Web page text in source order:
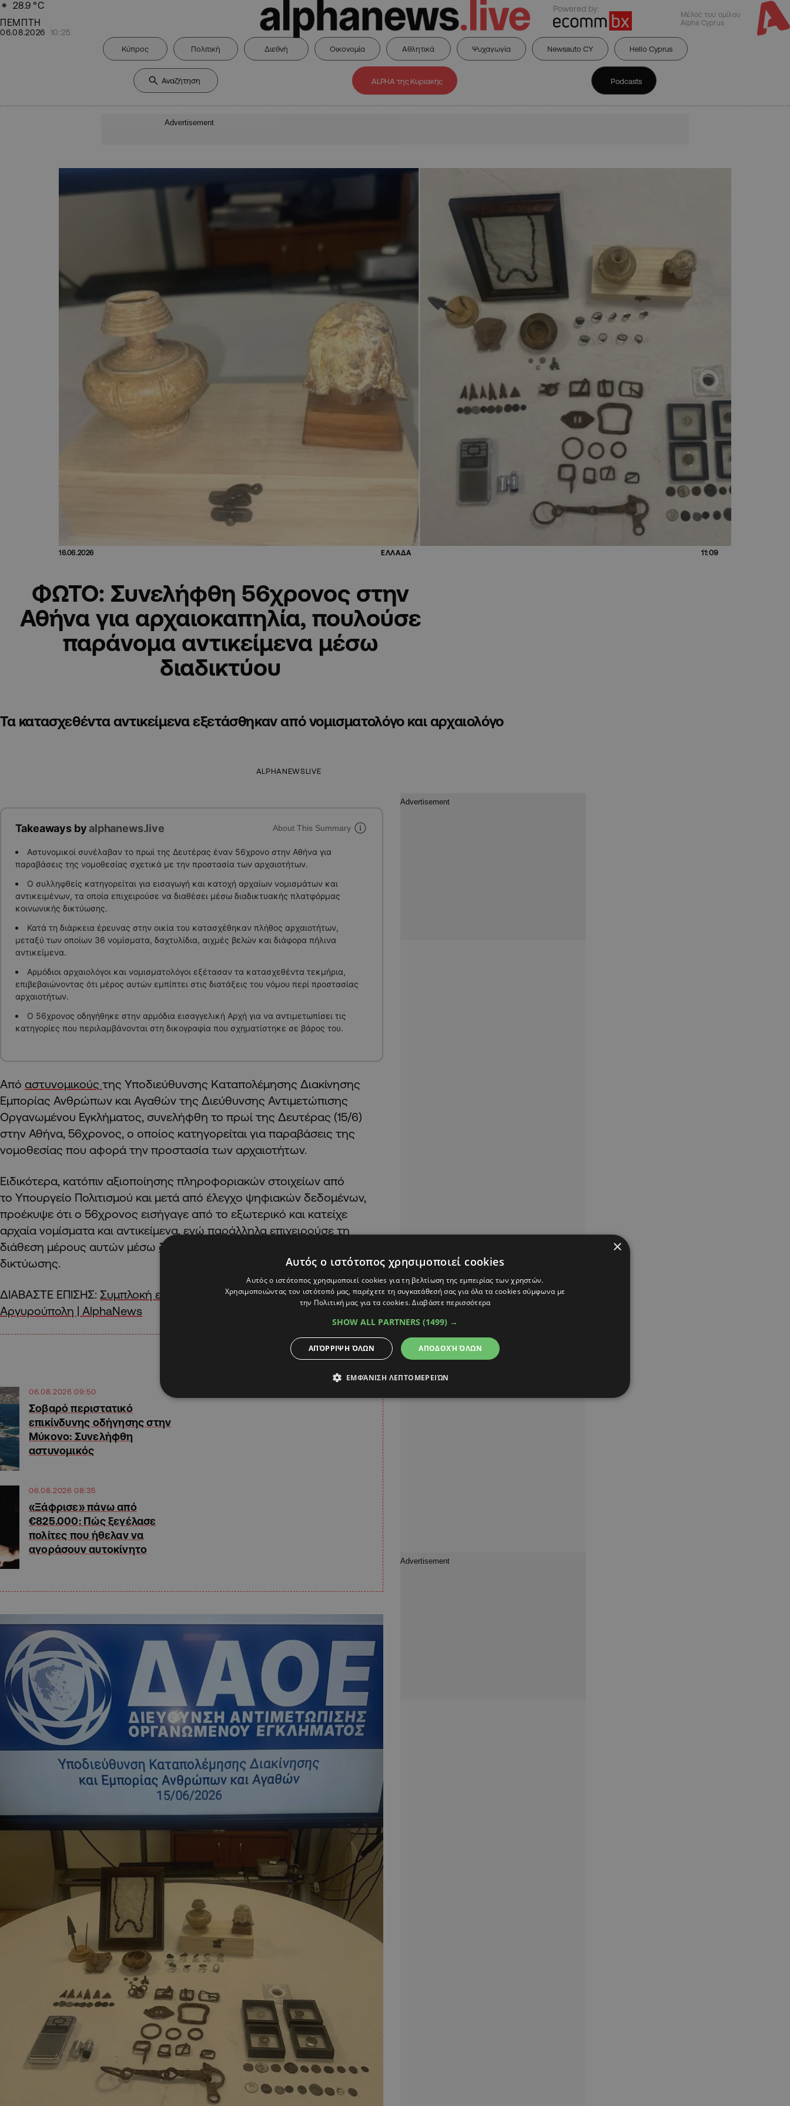
28.9 °C
ΠΕΜΠΤΗ
06.08.2026 10:25
Powered by:
Μέλος του ομίλου
Alpha Cyprus
Κύπρος Πολιτική Διεθνή Οικονομία Αθλητικά Ψυχαγωγία Newsauto CY Hello Cyprus
ALPHA της Κυριακής Podcasts
Advertisement
16.06.2026 ΕΛΛΑΔΑ 11:09
ΦΩΤΟ: Συνελήφθη 56χρονος στην
Αθήνα για αρχαιοκαπηλία, πουλούσε
παράνομα αντικείμενα μέσω
διαδικτύου
Τα κατασχεθέντα αντικείμενα εξετάσθηκαν από νομισματολόγο και αρχαιολόγο
ALPHANEWSLIVE
Takeaways byalphanews.live About This Summary
Αστυνομικοί συνέλαβαν το πρωί της Δευτέρας έναν 56χρονο στην Αθήνα για
παραβάσεις της νομοθεσίας σχετικά με την προστασία των αρχαιοτήτων.
Ο συλληφθείς κατηγορείται για εισαγωγή και κατοχή αρχαίων νομισμάτων και
αντικειμένων, τα οποία επιχειρούσε να διαθέσει μέσω διαδικτυακής πλατφόρμας
κοινωνικής δικτύωσης.
Κατά τη διάρκεια έρευνας στην οικία του κατασχέθηκαν πλήθος αρχαιοτήτων,
μεταξύ των οποίων 36 νομίσματα, δαχτυλίδια, αιχμές βελών και διάφορα πήλινα
αντικείμενα.
Αρμόδιοι αρχαιολόγοι και νομισματολόγοι εξέτασαν τα κατασχεθέντα τεκμήρια,
επιβεβαιώνοντας ότι μέρος αυτών εμπίπτει στις διατάξεις του νόμου περί προστασίας
αρχαιοτήτων.
Ο 56χρονος οδηγήθηκε στην αρμόδια εισαγγελική Αρχή για να αντιμετωπίσει τις
κατηγορίες που περιλαμβάνονται στη δικογραφία που σχηματίστηκε σε βάρος του.
Από αστυνομικούς της Υποδιεύθυνσης Καταπολέμησης Διακίνησης
Εμπορίας Ανθρώπων και Αγαθών της Διεύθυνσης Αντιμετώπισης
Οργανωμένου Εγκλήματος, συνελήφθη το πρωί της Δευτέρας (15/6)
στην Αθήνα, 56χρονος, ο οποίος κατηγορείται για παραβάσεις της
νομοθεσίας που αφορά την προστασία των αρχαιοτήτων.
Ειδικότερα, κατόπιν αξιοποίησης πληροφοριακών στοιχείων από
το Υπουργείο Πολιτισμού και μετά από έλεγχο ψηφιακών δεδομένων,
προέκυψε ότι ο 56χρονος εισήγαγε από το εξωτερικό και κατείχε
αρχαία νομίσματα και αντικείμενα, ενώ παράλληλα επιχειρούσε τη
διάθεση μέρους αυτών μέσω διαδικτυακής πλατφόρμας
δικτύωσης.
ΔΙΑΒΑΣΤΕ ΕΠΙΣΗΣ: Συμπλοκή εννέα ατόμων στην Πλατεία Ηρώων στην
Αργυρούπολη | AlphaNews
06.08.2026 09:50
Σοβαρό περιστατικό
επικίνδυνης οδήγησης στην
Μύκονο: Συνελήφθη
αστυνομικός
06.08.2026 08:35
«Ξάφρισε» πάνω από
€825.000: Πώς ξεγέλασε
πολίτες που ήθελαν να
αγοράσουν αυτοκίνητο
×
Αυτός ο ιστότοπος χρησιμοποιεί cookies
Αυτός ο ιστότοπος χρησιμοποιεί cookies για τη βελτίωση της εμπειρίας των χρηστών.
Χρησιμοποιώντας τον ιστότοπό μας, παρέχετε τη συγκατάθεσή σας για όλα τα cookies σύμφωνα με
την Πολιτική μας για τα cookies.Διαβάστε περισσότερα
SHOW ALL PARTNERS (1499) →
ΑΠΟΔΟΧΉ ΌΛΩΝ
ΑΠΌΡΡΙΨΗ ΌΛΩΝ
ΕΜΦΆΝΙΣΗ ΛΕΠΤΟΜΕΡΕΙΏΝ